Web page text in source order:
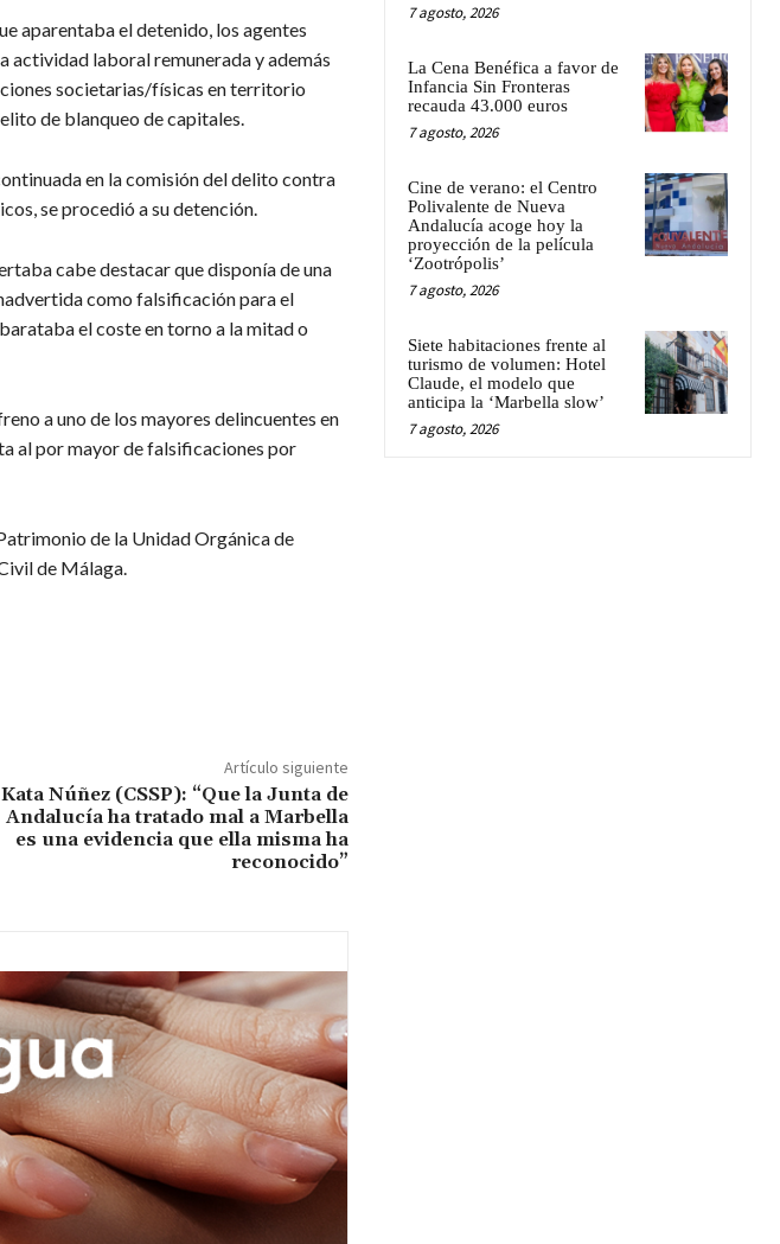
aparentaba el detenido, los agentes
actividad laboral remunerada y además
societarias/físicas en territorio
de blanqueo de capitales.
en la comisión del delito contra
se procedió a su detención.
cabe destacar que disponía de una
como falsificación para el
el coste en torno a la mitad o
a uno de los mayores delincuentes en
al por mayor de falsificaciones por
de la Unidad Orgánica de
de Málaga.
Artículo siguiente
Kata Núñez (CSSP): “Que la Junta de
Andalucía ha tratado mal a Marbella
es una evidencia que ella misma ha
reconocido”
7 agosto, 2026
La Cena Benéfica a favor de
Infancia Sin Fronteras
recauda 43.000 euros
7 agosto, 2026
Cine de verano: el Centro
Polivalente de Nueva
Andalucía acoge hoy la
proyección de la película
‘Zootrópolis’
7 agosto, 2026
Siete habitaciones frente al
turismo de volumen: Hotel
Claude, el modelo que
anticipa la ‘Marbella slow’
7 agosto, 2026